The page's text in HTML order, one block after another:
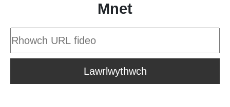
Mnet
Lawrlwythwch